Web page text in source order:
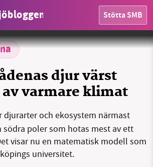
Stötta SMB
Sparade inlägg Tipsa oss
djur värst
varmare klimat
djurarter och ekosystem närmast
södra poler som hotas mest av ett
visar nu en matematisk modell som
universitet.
Foto:Brian Anderson